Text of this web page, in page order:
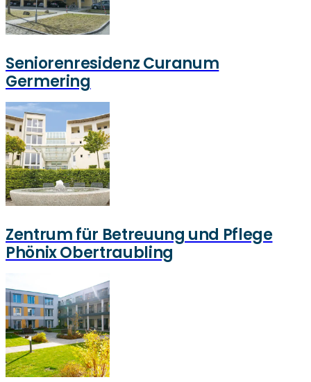
Seniorenresidenz Curanum
Germering
Zentrum für Betreuung und Pflege
Phönix Obertraubling